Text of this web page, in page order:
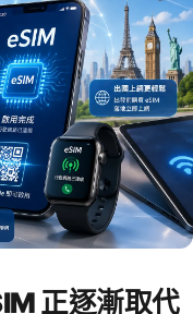
正逐漸取代